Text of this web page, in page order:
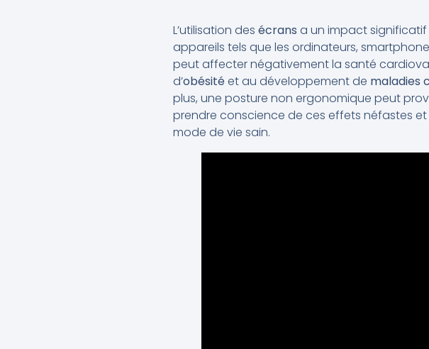
L’utilisation des écrans a un impact significatif
appareils tels que les ordinateurs,
peut affecter négativement la santé
d’obésitéet au développement de maladies
plus, une posture non ergonomique peut
prendre conscience de ces effets néfastes
mode de vie sain.